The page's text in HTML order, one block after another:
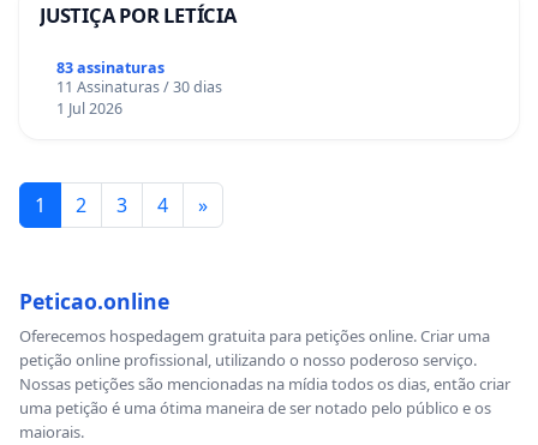
JUSTIÇA POR LETÍCIA
83 assinaturas
11 Assinaturas / 30 dias
1 Jul 2026
1 2 3 4 »
Peticao.online
Oferecemos hospedagem gratuita para petições online. Criar uma
petição online profissional, utilizando o nosso poderoso serviço.
Nossas petições são mencionadas na mídia todos os dias, então criar
uma petição é uma ótima maneira de ser notado pelo público e os
maiorais.